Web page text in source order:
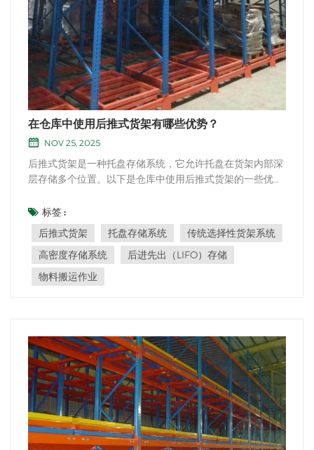
在仓库中使用后推式货架有哪些优势？
NOV 25, 2025
后推式货架是一种托盘存储系统，它允许托盘在货架内部深
层存储多个位置。以下是仓库中使用后推式货架的一些优
内，从而实现高密度存储。这最大限度地利用了仓库的可用
地面空间。 高效利用空间：与传统的选择性货架系统不同，
后推式货架利用货架的深度，在单个通道内存...
标签 :
后推式货架
托盘存储系统
传统选择性货架系统
高密度存储系统
后进先出（LIFO）存储
物料搬运作业